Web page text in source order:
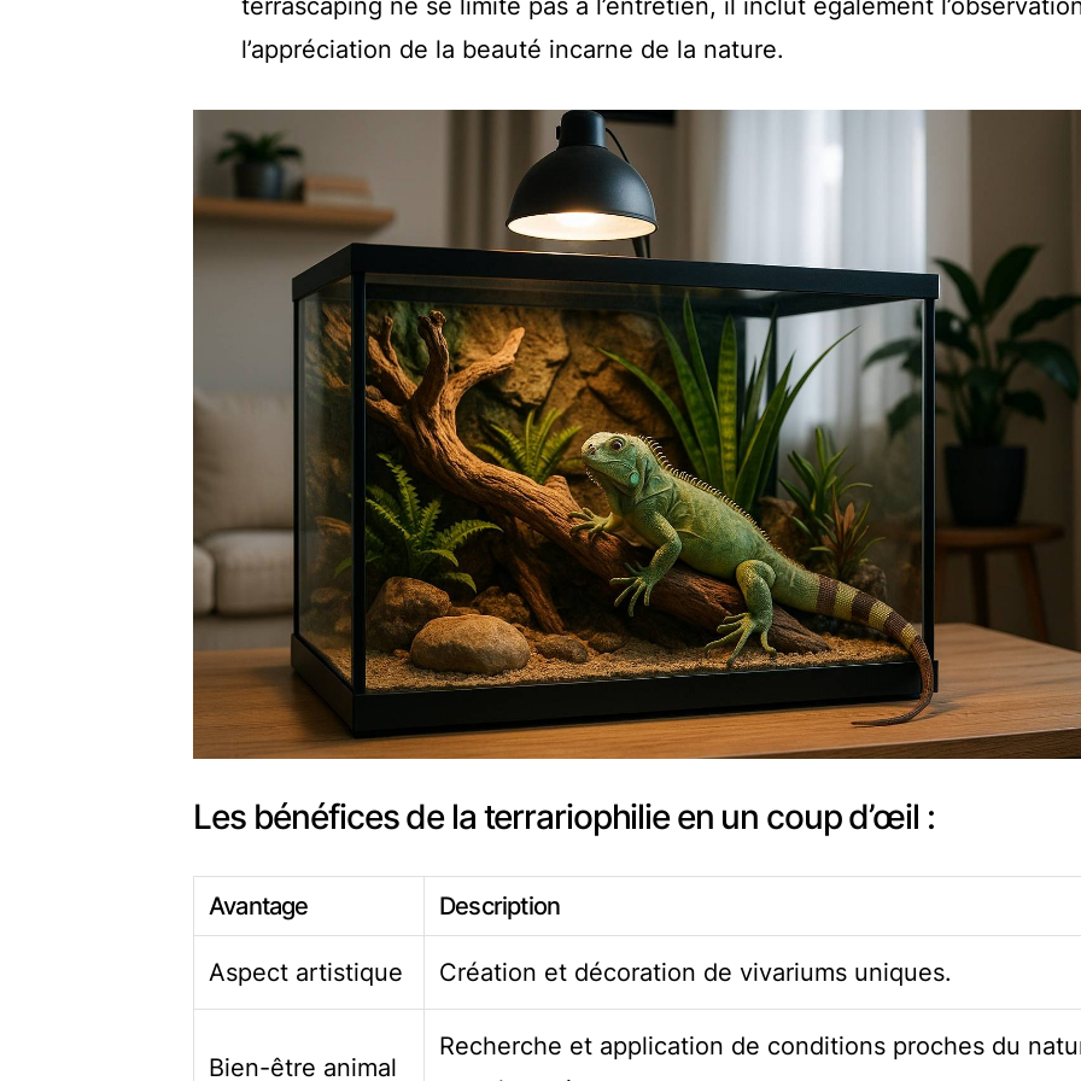
terrascaping ne se limite pas à l’entretien, il inclut également
l’appréciation de la beauté incarne de la nature.
Les bénéfices de la terrariophilie en un coup d’œil :
Avantage Description
Aspect artistique Création et décoration de vivariums uniques.
Bien-être animal
Recherche et application de conditions proches du